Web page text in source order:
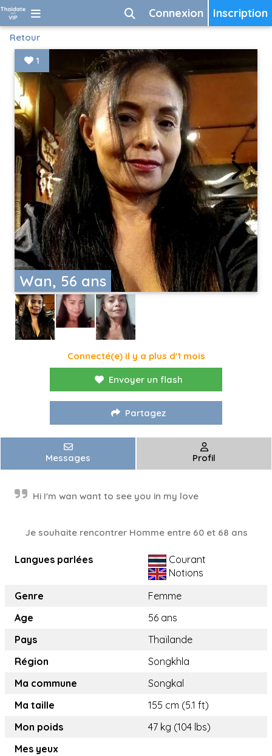
Inscription
Connexion
Retour
Wan, 56 ans
1
Connecté(e) il y a plus d'1 mois
Envoyer un flash
Partagez
Messages Profil
Hi I'm wan want to see you in my love
Je souhaite rencontrer Homme entre 60 et 68 ans
Langues parlées
Courant
Notions
Genre
Femme
Age
56 ans
Pays
Thaïlande
Région
Songkhla
Ma commune
Songkal
Ma taille
155 cm (5.1 ft)
Mon poids
47 kg (104 lbs)
Mes yeux